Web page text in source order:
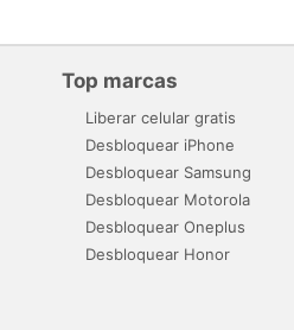
Top marcas
Liberar celular gratis
Desbloquear iPhone
Desbloquear Samsung
Desbloquear Motorola
Desbloquear Oneplus
Desbloquear Honor